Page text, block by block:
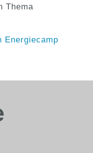
Thema
Energiecamp